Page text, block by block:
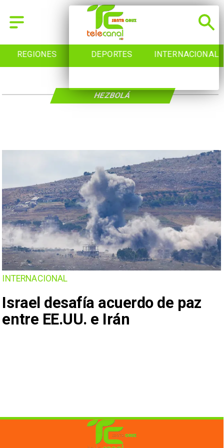
REGIONES DEPORTES INTERNACIONAL
INTERNACIONAL
Israel desafía acuerdo de paz
entre EE.UU. e Irán
HEZBOLÁ